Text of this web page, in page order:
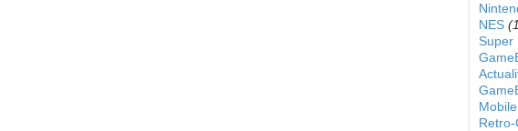
NES
Super
Mobile